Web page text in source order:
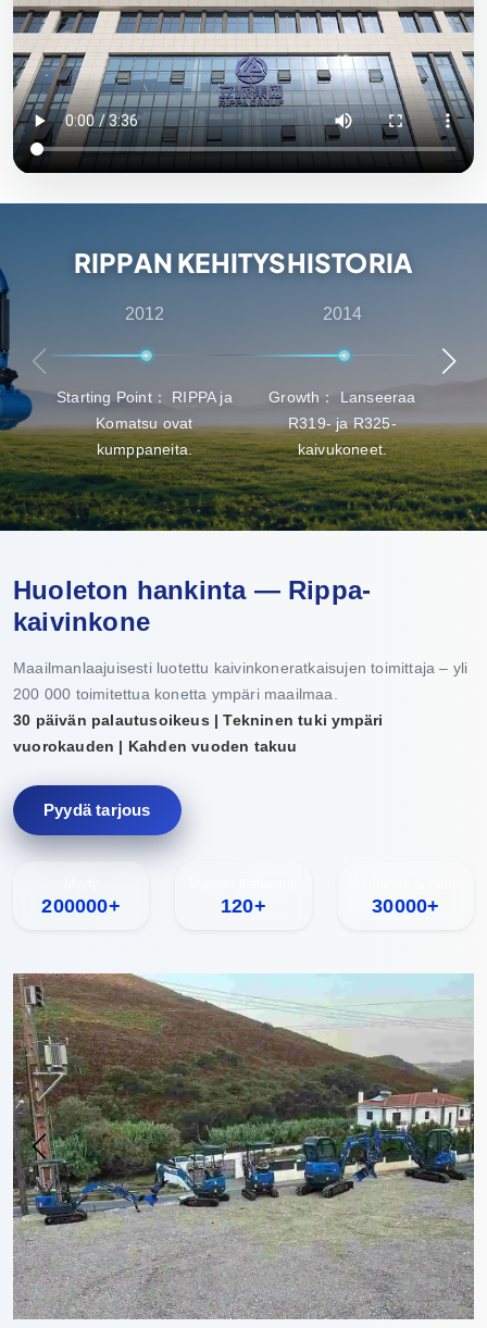
toimittamat laitteet nauttivat suurta arvostusta
maailmanlaajuisesti. Viemme pääasiassa Euroopan ja
Yhdysvaltojen markkinoille ja annamme yhden vuoden
laatutakuun, ja olemme sitoutuneet täyttämään
asiakkaiden tarpeet kustannustehokkaiden ja
yhden luukun palveluita myyntiä edeltävästä
että asiakkaat saavat parhaan kokemuksen tuotteiden
valinnasta, toimituksesta ja huollosta.
RIPPAN KEHITYSHISTORIA
2012
Starting Point： RIPPA ja
Komatsu ovat
kumppaneita.
2014
Growth： Lanseeraa
R319- ja R325-
kaivukoneet.
Huoleton hankinta — Rippa-
kaivinkone
Maailmanlaajuisesti luotettu kaivinkoneratkaisujen toimittaja – yli
200 000 toimitettua konetta ympäri maailmaa.
30 päivän palautusoikeus | Tekninen tuki ympäri
vuorokauden | Kahden vuoden takuu
Pyydä tarjous
200000+ 120+ 30000+